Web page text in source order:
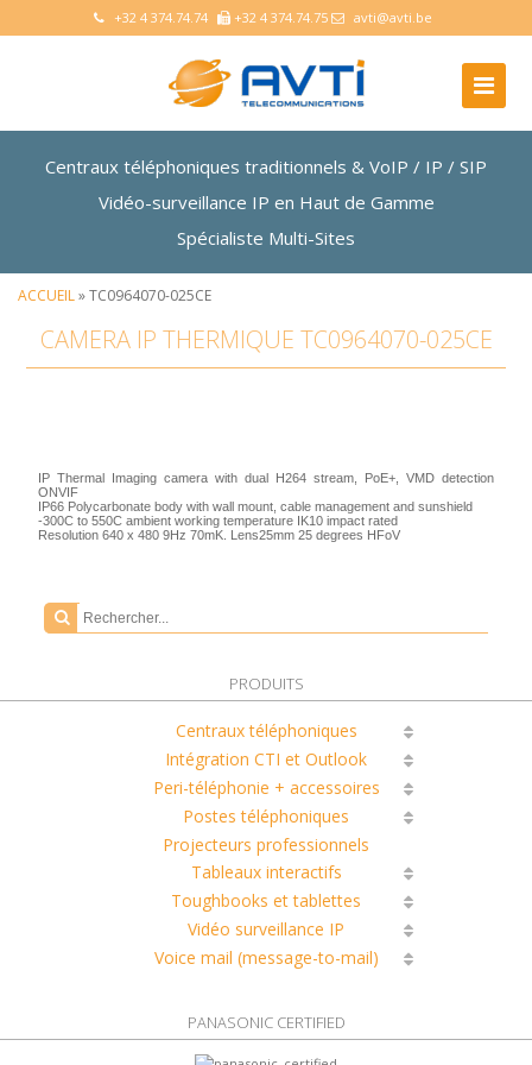
+32 4 374.74.74 +32 4 374.74.75 avti@avti.be
Centraux téléphoniques traditionnels & VoIP / IP / SIP
Vidéo-surveillance IP en Haut de Gamme
Spécialiste Multi-Sites
ACCUEIL» TC0964070-025CE
CAMERA IP THERMIQUE TC0964070-025CE
IP Thermal Imaging camera with dual H264 stream, PoE+, VMD detection
ONVIF
IP66 Polycarbonate body with wall mount, cable management and sunshield
-300C to 550C ambient working temperature IK10 impact rated
Resolution 640 x 480 9Hz 70mK. Lens25mm 25 degrees HFoV
PRODUITS
Centraux téléphoniques
Intégration CTI et Outlook
Peri-téléphonie + accessoires
Postes téléphoniques
Projecteurs professionnels
Tableaux interactifs
Toughbooks et tablettes
Vidéo surveillance IP
Voice mail (message-to-mail)
PANASONIC CERTIFIED